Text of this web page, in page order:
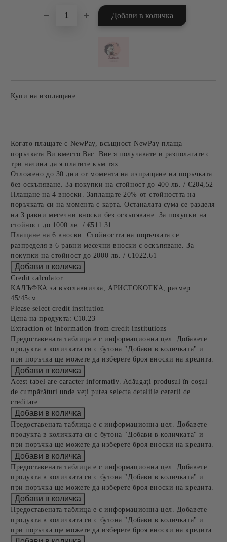
Купи на изплащане
Когато плащате с NewPay, всъщност NewPay плаща
поръчката Ви вместо Вас. Вие я получавате и разполагате с
три начина да я платите към тях:
Отложено до 30 дни от момента на изпращане на поръчката
без оскъпяване. За покупки на стойност до 400 лв. / €204,52
Плащане на 4 вноски. Заплащате 20% от стойността на
поръчката си на момента с карта. Останалата сума се разделя
на 3 равни месечни вноски без оскъпяване. За покупки на
стойност до 1000 лв. / €511.31
Плащане на 6 вноски. Стойността на поръчката се
разпределя в 6 равни месечни вноски с оскъпяване. За
покупки на стойност до 2000 лв. / €1022.61
Credit calculator
КАЛЪФКА за възглавничка, АРИСТОКОТКА, размер:
45/45см.
Please select credit institution
Цена на продукта: €10.23
Extraction of information from credit institutions
Предоставената таблица е с информационна цел. Добавете
продукта в количката си с бутона "Добави в количката" и
при поръчка ще можете да изберете броя вноски на кредита.
Acest tabel are caracter informativ. Adăugați produsul în coșul
de cumpărături unde veți putea selecta detaliile cererii de
creditare.
Предоставената таблица е с информационна цел. Добавете
продукта в количката си с бутона "Добави в количката" и
при поръчка ще можете да изберете броя вноски на кредита.
Предоставената таблица е с информационна цел. Добавете
продукта в количката си с бутона "Добави в количката" и
при поръчка ще можете да изберете броя вноски на кредита.
Предоставената таблица е с информационна цел. Добавете
продукта в количката си с бутона "Добави в количката" и
при поръчка ще можете да изберете броя вноски на кредита.